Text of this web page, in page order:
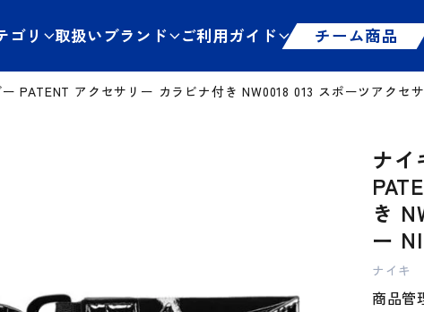
ゴリ 取扱いブランド チーム商品
ご利用ガイド
PATENT アクセサリー カラビナ付き NW0018 013 スポーツアクセ
ナ
き
ー
ナイキ
商品管